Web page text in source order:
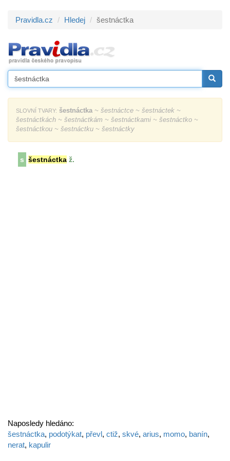
Pravidla.cz Hledej šestnáctka
SLOVNÍ TVARY: šestnáctka ~ šestnáctce ~ šestnáctek ~
šestnáctkách ~ šestnáctkám ~ šestnáctkami ~ šestnáctko ~
šestnáctkou ~ šestnáctku ~ šestnáctky
s šestnáctka ž.
Naposledy hledáno:
šestnáctka, podotýkat, převl, ctiž, skvé, arius, momo, banín,
nerat, kapulir